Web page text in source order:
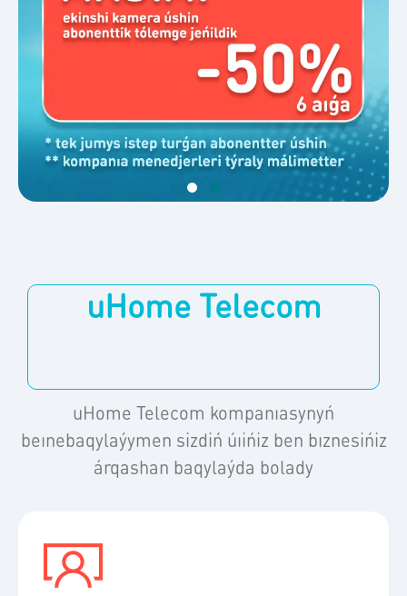
uHome Telecom
uHome Telecom kompanıasynyń
beınebaqylaýymen sizdiń úıińiz ben bıznesińiz
árqashan baqylaýda bolady